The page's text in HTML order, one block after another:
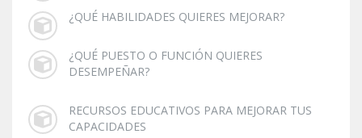
¿QUÉ HABILIDADES QUIERES MEJORAR?
¿QUÉ PUESTO O FUNCIÓN QUIERES
DESEMPEÑAR?
RECURSOS EDUCATIVOS PARA MEJORAR TUS
CAPACIDADES